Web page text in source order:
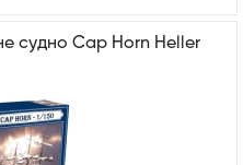
судно Cap Horn Heller